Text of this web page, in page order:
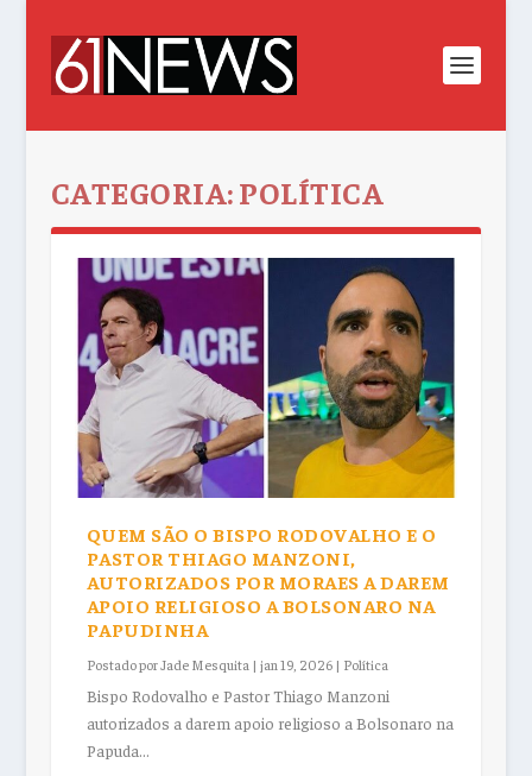
CATEGORIA:POLÍTICA
QUEM SÃO O BISPO RODOVALHO E O
PASTOR THIAGO MANZONI,
AUTORIZADOS POR MORAES A DAREM
APOIO RELIGIOSO A BOLSONARO NA
PAPUDINHA
Postado porJade Mesquita| jan 19, 2026| Política
Bispo Rodovalho e Pastor Thiago Manzoni
autorizados a darem apoio religioso a Bolsonaro na
Papuda...